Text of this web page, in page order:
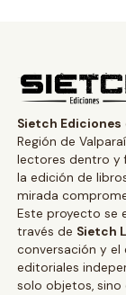
Sietch Ediciones
Región de
lectores dentro y
la edición de
mirada
Este proyecto se
través de Sietch
conversación y
editoriales
solo objetos,